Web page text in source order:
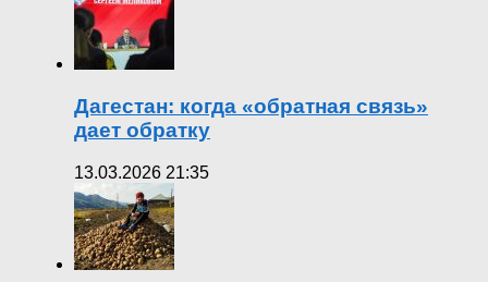
Дагестан: когда «обратная связь»
дает обратку
13.03.2026 21:35